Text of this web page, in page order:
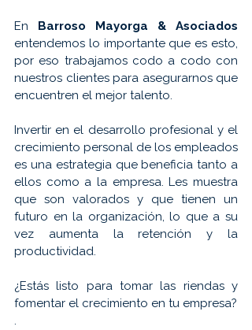
En
Barroso Mayorga & Asociados
entendemos lo importante que es esto,
por eso trabajamos codo a codo con
nuestros clientes para asegurarnos que
encuentren el mejor talento.
Invertir en el desarrollo profesional y el
crecimiento personal de los empleados
es una estrategia que beneficia tanto a
ellos como a la empresa. Les muestra
que son valorados y que tienen un
futuro en la organización, lo que a su
vez aumenta la retención y la
productividad.
¿Estás listo para tomar las riendas y
fomentar el crecimiento en tu empresa?
.